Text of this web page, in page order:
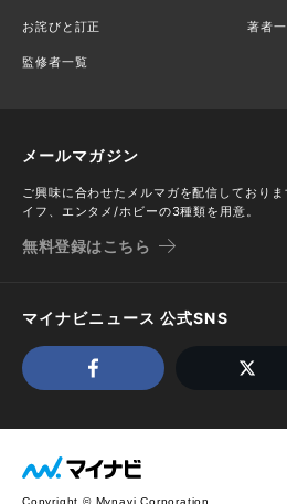
お詫びと訂正 著者
監修者一覧
メールマガジン
ご興味に合わせたメルマガを配信しており
イフ、エンタメ/ホビーの3種類を用意。
無料登録はこちら
マイナビニュース 公式SNS
Copyright © Mynavi Corporation